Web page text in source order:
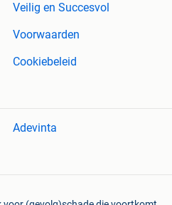
Veilig en Succesvol
Voorwaarden
Cookiebeleid
Adevinta